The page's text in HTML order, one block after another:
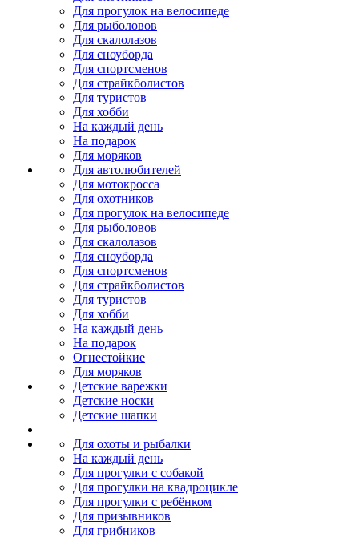
Для прогулок на велосипеде
Для рыболовов
Для скалолазов
Для сноуборда
Для спортсменов
Для страйкболистов
Для туристов
Для хобби
На каждый день
На подарок
Для моряков
Для автолюбителей
Для мотокросса
Для охотников
Для прогулок на велосипеде
Для рыболовов
Для скалолазов
Для сноуборда
Для спортсменов
Для страйкболистов
Для туристов
Для хобби
На каждый день
На подарок
Огнестойкие
Для моряков
Детские варежки
Детские носки
Детские шапки
Для охоты и рыбалки
На каждый день
Для прогулки с собакой
Для прогулки на квадроцикле
Для прогулки с ребёнком
Для призывников
Для грибников